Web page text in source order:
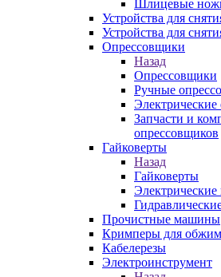
Шлицевые
Устройства для
Устройства для
Опрессовщики
Назад
Опрессовщики
Ручные
Запчасти и
опрессовщиков
Гайковерты
Назад
Гайковерты
Электрические
Прочистные машины
Кримперы для
Кабелерезы
Электроинструмент